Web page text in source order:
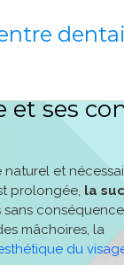
et ses
naturel et
prolongée, la
sans
mâchoires, la
du